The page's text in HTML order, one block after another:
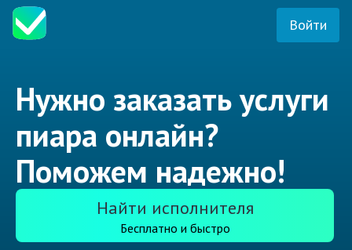
Войти
Нужно заказать услуги
пиара онлайн?
Поможем надежно!
Найти исполнителя
Бесплатно и быстро